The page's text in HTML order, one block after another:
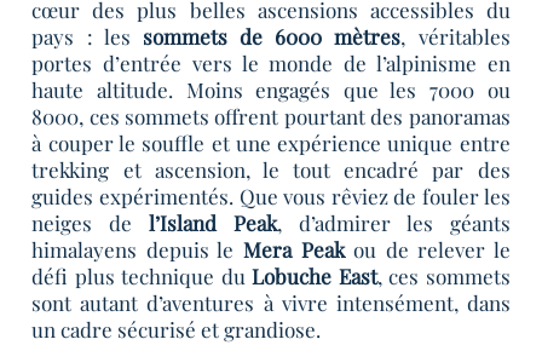
cœur des plus belles ascensions accessibles du
pays : les sommets de 6000 mètres, véritables
portes d’entrée vers le monde de l’alpinisme en
haute altitude. Moins engagés que les 7000 ou
8000, ces sommets offrent pourtant des panoramas
à couper le souffle et une expérience unique entre
trekking et ascension, le tout encadré par des
guides expérimentés. Que vous rêviez de fouler les
neiges del’Island Peak, d’admirer les géants
himalayens depuis le Mera Peakou de relever le
défi plus technique duLobuche East, ces sommets
sont autant d’aventures à vivre intensément, dans
un cadre sécurisé et grandiose.